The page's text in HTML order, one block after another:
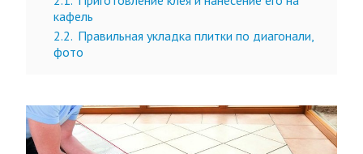
кафель
2.2. Правильная укладка плитки по диагонали,
фото